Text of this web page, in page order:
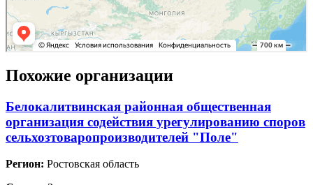
Похожие организации
Белокалитвинская районная общественная
организация содействия урегулированию споров
сельхозтоваропроизводителей "Поле"
Регион: Ростовская область